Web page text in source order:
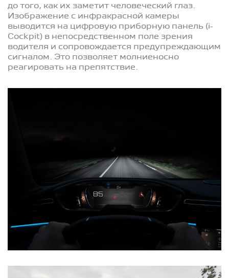
до того, как их заметит человеческий глаз.
Изображение с инфракрасной камеры
выводится на цифровую приборную панель (i-
Cockpit) в непосредственном поле зрения
водителя и сопровождается предупреждающим
сигналом. Это позволяет молниеносно
реагировать на препятствие.